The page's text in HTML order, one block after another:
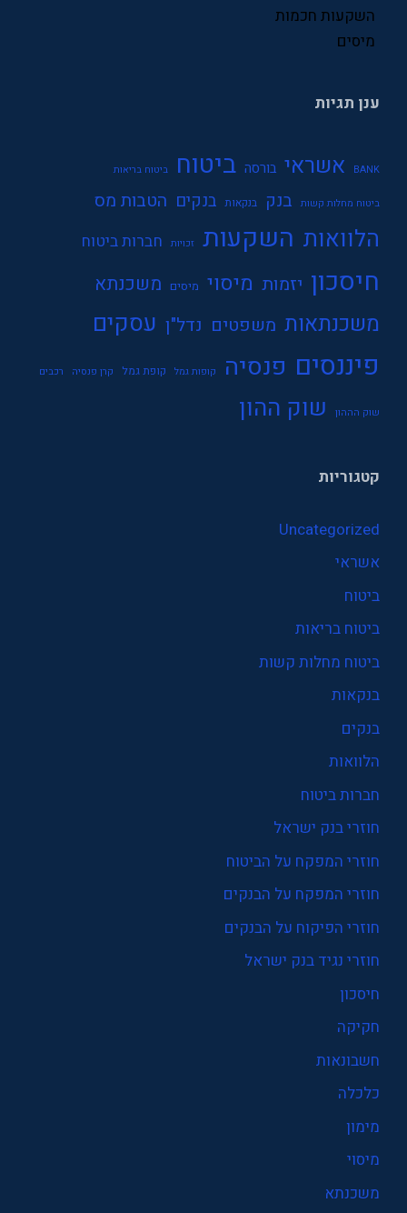
תעסוקה
השקעות חכמות
מיסים
ענן תגיות
BANK אשראי בורסה ביטוח ביטוח בריאות
ביטוח מחלות קשות בנק בנקאות בנקים הטבות מס
הלוואות השקעות זכויות חברות ביטוח
חיסכון יזמות מיסוי מיסים משכנתא
משכנתאות משפטים נדל"ן עסקים
פיננסים פנסיה קופות גמל קופת גמל קרן פנסיה רכבים
שוק הההון שוק ההון
קטגוריות
Uncategorized
אשראי
ביטוח
ביטוח בריאות
ביטוח מחלות קשות
בנקאות
בנקים
הלוואות
חברות ביטוח
חוזרי בנק ישראל
חוזרי המפקח על הביטוח
חוזרי המפקח על הבנקים
חוזרי הפיקוח על הבנקים
חוזרי נגיד בנק ישראל
חיסכון
חקיקה
חשבונאות
כלכלה
מימון
מיסוי
משכנתא